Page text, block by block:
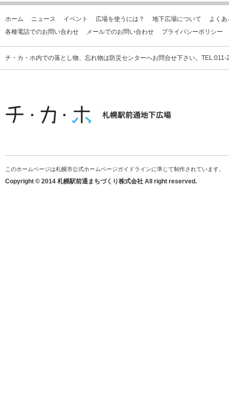
ホーム ニュース イベント 広場を使うには？ 地下広場について
よく
各種電話でのお問い合わせ
メールでのお問い合わせ プライバシーポリシー
チ・カ・ホ内での落とし物、忘れ物は防災センターへお問合せ下さい。
このホームページは札幌市公式ホームページガイドラインに準じて制作されています。
Copyright © 2014 札幌駅前通まちづくり株式会社 All right reserved.